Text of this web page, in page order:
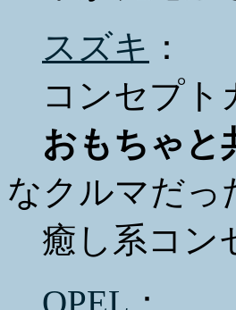
スズキ ：
コンセプト
おもちゃと
なクルマだ
癒し系コン
OPEL ：